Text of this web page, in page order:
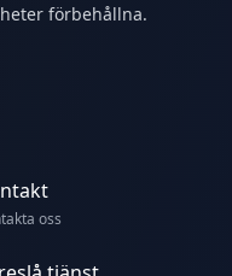
förbehållna.
oss